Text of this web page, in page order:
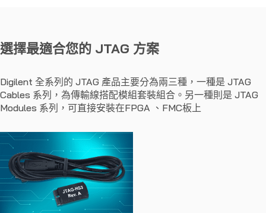
選擇最適合您的 JTAG 方案
Digilent 全系列的 JTAG 產品主要分為兩三種，一種是 JTAG
Cables 系列，為傳輸線搭配模組套裝組合。另一種則是 JTAG
Modules 系列，可直接安裝在FPGA 、FMC板上